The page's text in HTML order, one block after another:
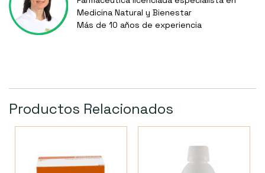
Medicina Natural y Bienestar
Más de 10 años de experiencia
Productos Relacionados